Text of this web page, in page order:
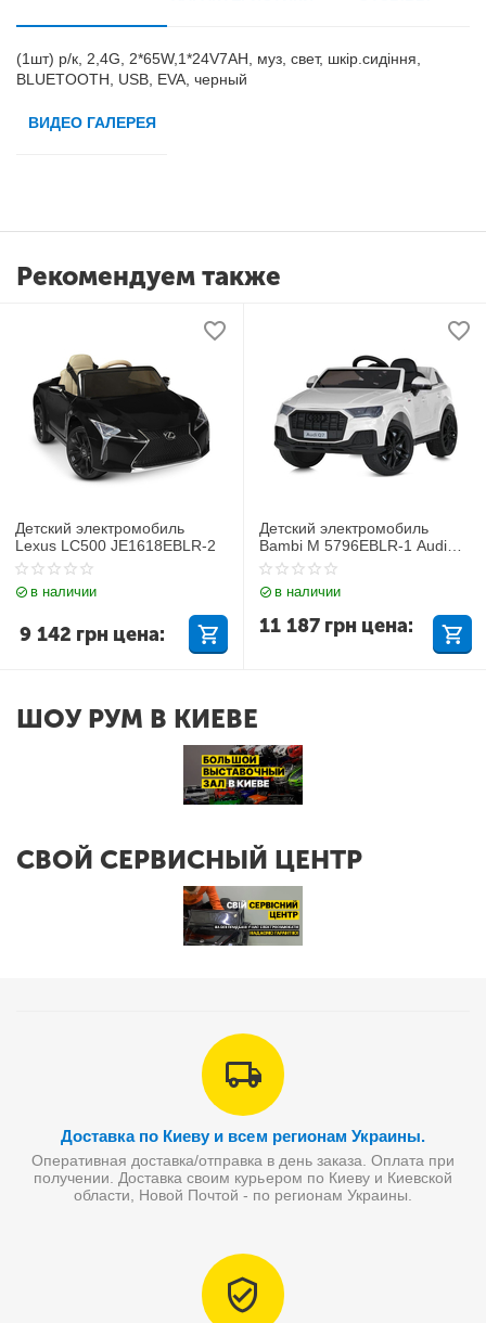
(1шт) р/к, 2,4G, 2*65W,1*24V7AH, муз, свет, шкір.сидіння,
BLUETOOTH, USB, EVA, черный
ВИДЕО ГАЛЕРЕЯ
Рекомендуем также
Детский электромобиль
Lexus LC500 JE1618EBLR-2
в наличии
9 142 грн цена:
Детский электромобиль
Bambi M 5796EBLR-1 Audi
Q7
в наличии
11 187 грн цена:
ШОУ РУМ В КИЕВЕ
СВОЙ СЕРВИСНЫЙ ЦЕНТР
Доставка по Киеву и всем регионам Украины.
Оперативная доставка/отправка в день заказа. Оплата при
получении. Доставка своим курьером по Киеву и Киевской
области, Новой Почтой - по регионам Украины.